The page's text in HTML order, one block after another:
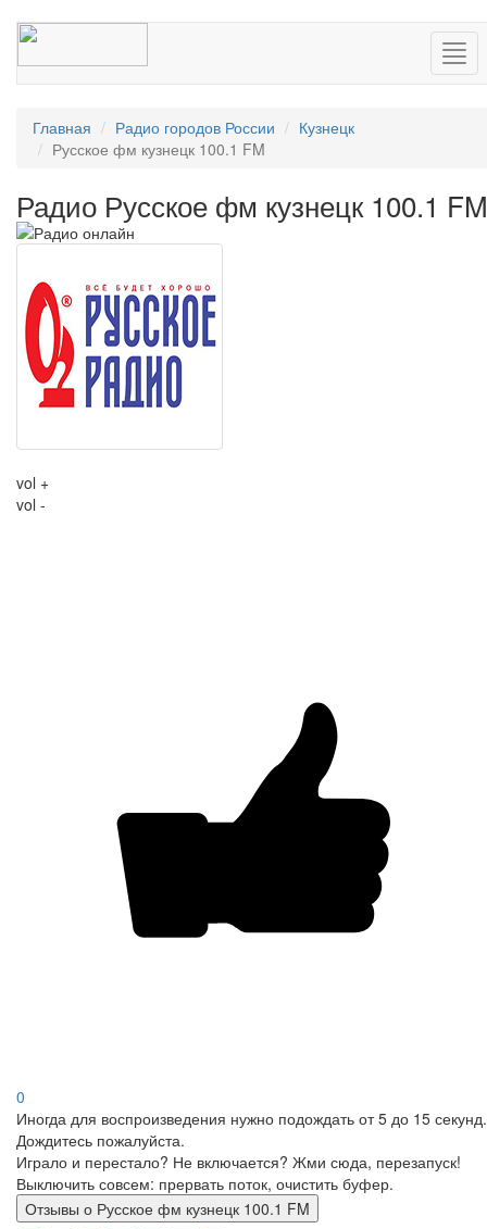
Главная Радио городов России
Кузнецк
Русское фм кузнецк 100.1 FM
Радио Русское фм кузнецк 100.1 FM
vol +
vol -
0
Иногда для воспроизведения нужно подождать от 5 до 15 секунд.
Дождитесь пожалуйста.
Играло и перестало? Не включается? Жми сюда, перезапуск!
Выключить совсем: прервать поток, очистить буфер.
Отзывы о Русское фм кузнецк 100.1 FM